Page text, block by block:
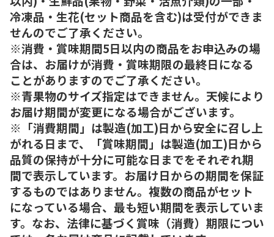
冷凍品・生花(セット商品を含む)は受付ができま
せんのでご了承ください。
※消費・賞味期間5日以内の商品をお申込みの場
合は、お届けが消費・賞味期限の最終日になる
ことがありますのでご了承ください。
※青果物のサイズ指定はできません。天候により
お届け期間が変更になる場合がございます。
※「消費期間」は製造(加工)日から安全に召し上
がれる日まで、「賞味期間」は製造(加工)日から
品質の保持が十分に可能な日までをそれぞれ期
間で表示しています。お届け日からの期間を保証
するものではありません。複数の商品がセット
になっている場合、最も短い期間を表示していま
す。なお、法律に基づく賞味（消費）期限につい